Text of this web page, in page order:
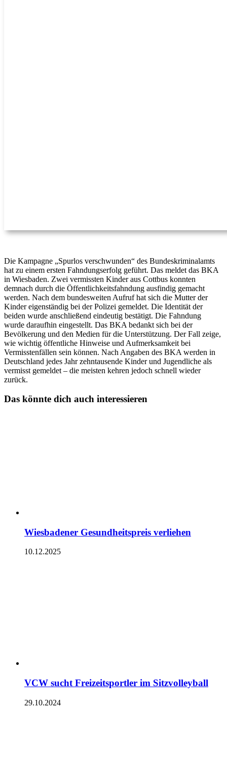
Die Kampagne „Spurlos verschwunden“ des Bundeskriminalamts
hat zu einem ersten Fahndungserfolg geführt. Das meldet das BKA
in Wiesbaden. Zwei vermissten Kinder aus Cottbus konnten
demnach durch die Öffentlichkeitsfahndung ausfindig gemacht
werden. Nach dem bundesweiten Aufruf hat sich die Mutter der
Kinder eigenständig bei der Polizei gemeldet. Die Identität der
beiden wurde anschließend eindeutig bestätigt. Die Fahndung
wurde daraufhin eingestellt. Das BKA bedankt sich bei der
Bevölkerung und den Medien für die Unterstützung. Der Fall zeige,
wie wichtig öffentliche Hinweise und Aufmerksamkeit bei
Vermisstenfällen sein können. Nach Angaben des BKA werden in
Deutschland jedes Jahr zehntausende Kinder und Jugendliche als
vermisst gemeldet – die meisten kehren jedoch schnell wieder
zurück.
Das könnte dich auch interessieren
Wiesbadener Gesundheitspreis verliehen
10.12.2025
VCW sucht Freizeitsportler im Sitzvolleyball
29.10.2024